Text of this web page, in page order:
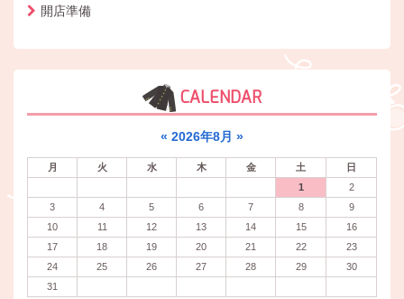
開店準備
CALENDAR
« 2026年8月 »
月 火 水 木 金 土
日
1
2
3
4 5 6 7 8
9
10
11 12 13 14 15
16
17
18 19 20 21 22
23
24
25 26 27 28 29
30
31